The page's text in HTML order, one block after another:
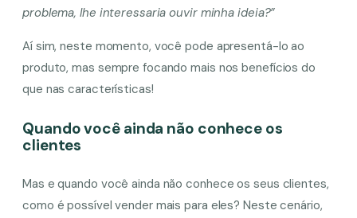
problema, lhe interessaria ouvir minha ideia?”
Aí sim, neste momento, você pode apresentá-lo ao
produto, mas sempre focando mais nos benefícios do
que nas características!
Quando você ainda não conhece os
clientes
Mas e quando você ainda não conhece os seus clientes,
como é possível vender mais para eles? Neste cenário,